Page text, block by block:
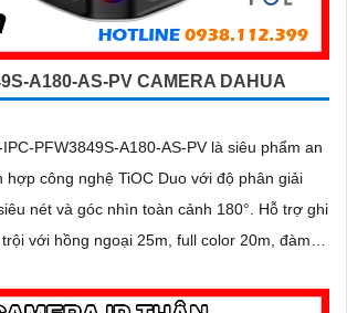
A180-AS-PV CAMERA DAHUA
PFW3849S-A180-AS-PV là siêu phẩm an
hợp công nghệ TiOC Duo với độ phân giải
và góc nhìn toàn cảnh 180°. Hỗ trợ ghi
với hồng ngoại 25m, full color 20m, đàm
thiết kế chuẩn IP67 chống bụi nước, cấp